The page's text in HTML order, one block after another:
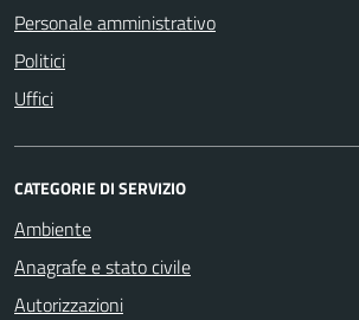
Personale amministrativo
Politici
Uffici
CATEGORIE DI SERVIZIO
Ambiente
Anagrafe e stato civile
Autorizzazioni